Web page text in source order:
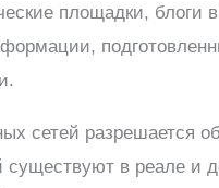
площадки,
сетей разрешается
существуют в реале и